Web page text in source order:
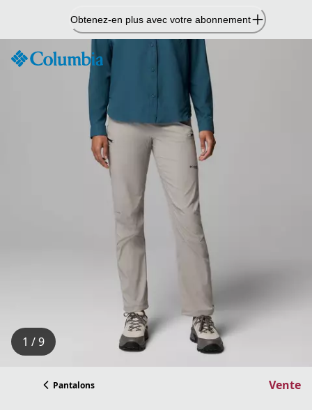
contenu
Obtenez-en plus avec votre abonnement
1 / 9
Pantalons Vente